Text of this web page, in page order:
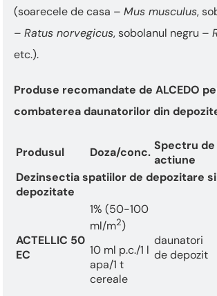
ajuta
navigați
interacționați
(soarecele de casa – Mus musculus,
– Ratus norvegicus, sobolanul negru –
etc.).
Produse recomandate de ALCEDO
combaterea daunatorilor din
Produsul Doza/conc. Spectru de
actiune
Dezinsectia spatiilor de depozitare
depozitate
ACTELLIC 50
EC
1% (50-100
ml/m2)
daunatori
de depozit
10 ml p.c./1 l
apa/1 t
cereale